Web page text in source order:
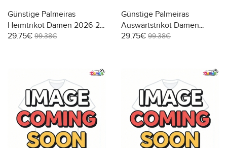
Günstige Palmeiras
Heimtrikot Damen 2026-27
Kurzarm
29.75€ 99.38€
Günstige Palmeiras
Auswärtstrikot Damen
2026-27 Kurzarm
29.75€ 99.38€